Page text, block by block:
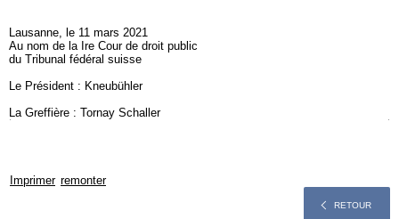
Lausanne, le 11 mars 2021
Au nom de la Ire Cour de droit public
du Tribunal fédéral suisse
Le Président : Kneubühler
La Greffière : Tornay Schaller
Imprimer remonter
RETOUR